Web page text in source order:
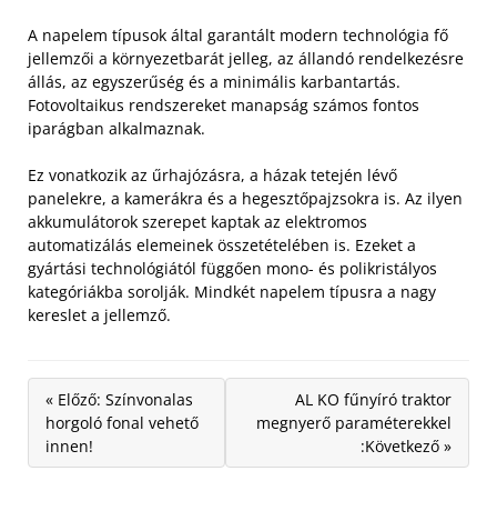
A napelem típusok által garantált modern technológia fő
jellemzői a környezetbarát jelleg, az állandó rendelkezésre
állás, az egyszerűség és a minimális karbantartás.
Fotovoltaikus rendszereket manapság számos fontos
iparágban alkalmaznak.
Ez vonatkozik az űrhajózásra, a házak tetején lévő
panelekre, a kamerákra és a hegesztőpajzsokra is. Az ilyen
akkumulátorok szerepet kaptak az elektromos
automatizálás elemeinek összetételében is. Ezeket a
gyártási technológiától függően mono- és polikristályos
kategóriákba sorolják. Mindkét napelem típusra a nagy
kereslet a jellemző.
« Előző: Színvonalas
horgoló fonal vehető
innen!
AL KO fűnyíró traktor
megnyerő paraméterekkel
:Következő »